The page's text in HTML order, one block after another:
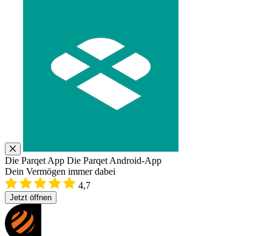
Die Parqet App Die Parqet Android-App
Dein Vermögen immer dabei
4,7
Jetzt öffnen